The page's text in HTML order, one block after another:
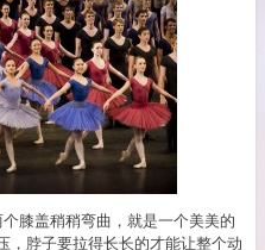
膝盖稍稍弯曲，就是一个美美的
，脖子要拉得长长的才能让整个动